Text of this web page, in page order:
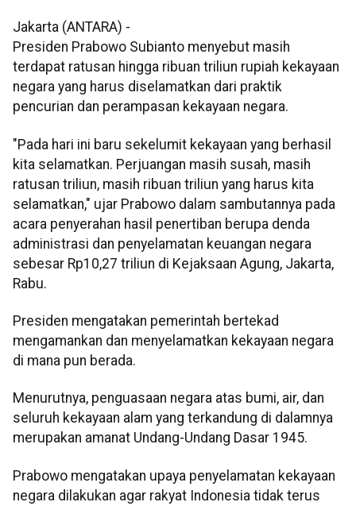
Jakarta (ANTARA) -
Presiden Prabowo Subianto menyebut masih
terdapat ratusan hingga ribuan triliun rupiah kekayaan
negara yang harus diselamatkan dari praktik
pencurian dan perampasan kekayaan negara.
"Pada hari ini baru sekelumit kekayaan yang berhasil
kita selamatkan. Perjuangan masih susah, masih
ratusan triliun, masih ribuan triliun yang harus kita
selamatkan," ujar Prabowo dalam sambutannya pada
acara penyerahan hasil penertiban berupa denda
administrasi dan penyelamatan keuangan negara
sebesar Rp10,27 triliun di Kejaksaan Agung, Jakarta,
Rabu.
Presiden mengatakan pemerintah bertekad
mengamankan dan menyelamatkan kekayaan negara
di mana pun berada.
Menurutnya, penguasaan negara atas bumi, air, dan
seluruh kekayaan alam yang terkandung di dalamnya
merupakan amanat Undang-Undang Dasar 1945.
Prabowo mengatakan upaya penyelamatan kekayaan
negara dilakukan agar rakyat Indonesia tidak terus